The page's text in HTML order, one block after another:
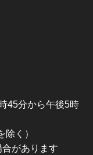
45分から午後5時
除く）
があります